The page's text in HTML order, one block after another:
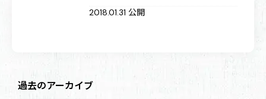
2018.01.31 公開
過去のアーカイブ